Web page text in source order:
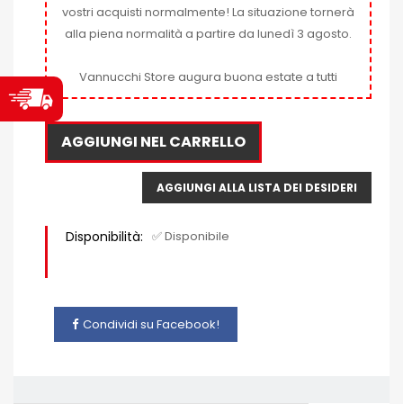
vostri acquisti normalmente! La situazione tornerà
alla piena normalità a partire da lunedì 3 agosto.
Vannucchi Store augura buona estate a tutti
AGGIUNGI NEL CARRELLO
AGGIUNGI ALLA LISTA DEI DESIDERI
Disponibilità: ✅ Disponibile
Condividi su Facebook!